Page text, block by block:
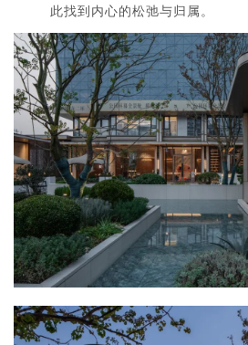
此找到内心的松弛与归属。